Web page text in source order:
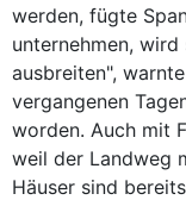
werden, fügte
unternehmen,
ausbreiten",
vergangenen
worden. Auch mit
weil der Landweg
Häuser sind